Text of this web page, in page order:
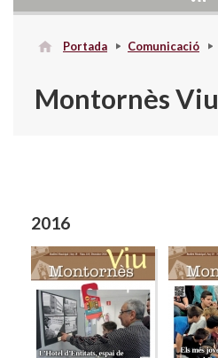
Portada Comunicació
Montornès Viu
2016